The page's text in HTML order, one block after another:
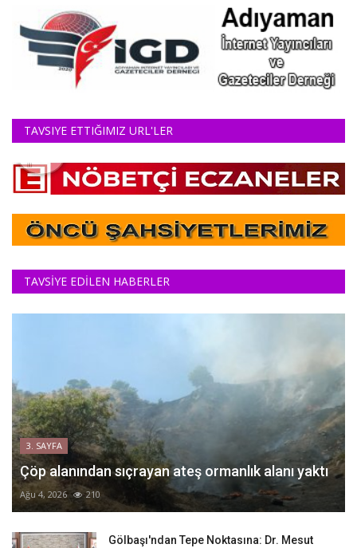
TAVSIYE ETTIĞIMIZ URL'LER
TAVSİYE EDİLEN HABERLER
3. SAYFA
Çöp alanından sıçrayan ateş ormanlık alanı yaktı
Ağu 4, 2026 210
Gölbaşı'ndan Tepe Noktasına: Dr. Mesut